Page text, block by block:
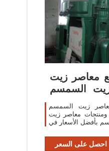
معاصر زيت
السمسم
في ...
زيت السمسم
معاصر زيت
احصل على السعر